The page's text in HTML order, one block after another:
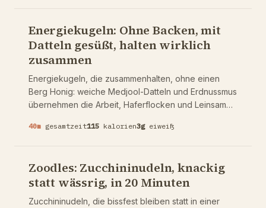
Die zwei Griffe, die große Cluster machen, und
warum Umrühren der Feind der Knusprigkeit ist.
Energiekugeln: Ohne Backen, mit
Datteln gesüßt, halten wirklich
zusammen
Energiekugeln, die zusammenhalten, ohne einen
Berg Honig: weiche Medjool-Datteln und Erdnussmus
übernehmen die Arbeit, Haferflocken und Leinsamen
untergehoben. Von Natur aus gesüßt, vegan, in 15
Rollen nicht optional sind.
40m gesamtzeit115 kalorien3g eiweiß
Zoodles: Zucchininudeln, knackig
statt wässrig, in 20 Minuten
Zucchininudeln, die bissfest bleiben statt in einer